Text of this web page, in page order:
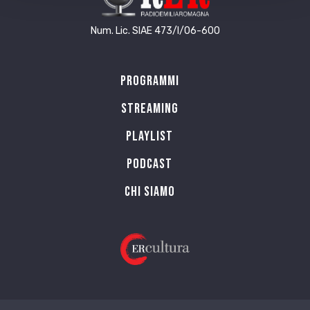
Num. Lic. SIAE 473/I/06-600
Programmi
Streaming
Playlist
PODCAST
Chi siamo